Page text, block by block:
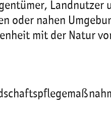
oder nahen
mit der Natur